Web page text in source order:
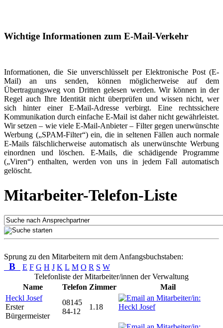
Wichtige Informationen zum E-Mail-Verkehr
Informationen, die Sie unverschlüsselt per Elektronische Post (E-
Mail) an uns senden, können möglicherweise auf dem
Übertragungsweg von Dritten gelesen werden. Wir können in der
Regel auch Ihre Identität nicht überprüfen und wissen nicht, wer
sich hinter einer E-Mail-Adresse verbirgt. Eine rechtssichere
Kommunikation durch einfache E-Mail ist daher nicht gewährleistet.
Wir setzen – wie viele E-Mail-Anbieter – Filter gegen unerwünschte
Werbung („SPAM-Filter“) ein, die in seltenen Fällen auch normale
E-Mails fälschlicherweise automatisch als unerwünschte Werbung
einordnen und löschen. E-Mails, die schädigende Programme
(„Viren“) enthalten, werden von uns in jedem Fall automatisch
gelöscht.
Mitarbeiter-Telefon-Liste
Sprung zu den Mitarbeitern mit dem Anfangsbuchstaben:
B E F G H J K L M O R S W
Telefonliste der Mitarbeiter/innen der Verwaltung
Name
Telefon Zimmer
Mail
Heckl Josef
Erster
Bürgermeister
08145
84-12
1.18